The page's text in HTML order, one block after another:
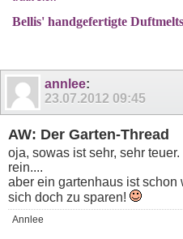
Bellis' handgefertigte
annlee:
23.07.2012 09:45
AW: Der Garten-Thread
oja, sowas ist sehr, sehr
rein....
aber ein gartenhaus ist schon
sich doch zu sparen!
Annlee